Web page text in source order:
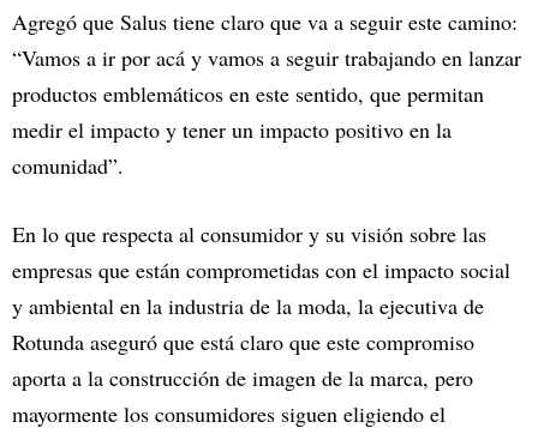
Agregó que Salus tiene claro que va a seguir este camino:
“Vamos a ir por acá y vamos a seguir trabajando en lanzar
productos emblemáticos en este sentido, que permitan
medir el impacto y tener un impacto positivo en la
comunidad”.
En lo que respecta al consumidor y su visión sobre las
empresas que están comprometidas con el impacto social
y ambiental en la industria de la moda, la ejecutiva de
Rotunda aseguró que está claro que este compromiso
aporta a la construcción de imagen de la marca, pero
mayormente los consumidores siguen eligiendo el